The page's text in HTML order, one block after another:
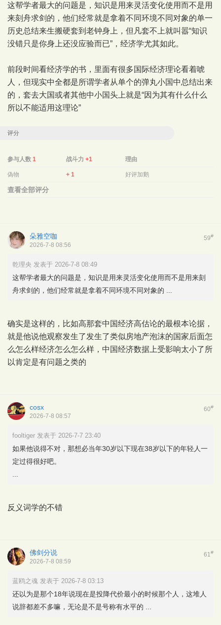
这帮学者最大的问题是，知识是用来灵活变化使用而不是用
来刻舟求剑的，他们经常就是拿着不同环境不同对象的单一
历史总结来生搬硬套到老钟身上，但凡套不上就叫嚣“知识
没错只是你身上还没应验而已”，经济学尤其如此。
前段时间看经济学的书，里面有很多国际经济理论看着唬
人，但现实中全都是所谓学者从单个的弹丸小国中总结出来
的，套去大国或者其他中小国头上就是“因为其有什么什么
所以不能适用这理论”
评分
参与人数 1 战斗力+1 理由
偽物 + 1 好评加鹅
查看全部评分
59#
朵雅空咖
2026-7-8 08:56
乾理央 发表于 2026-7-8 08:49
这帮学者最大的问题是，知识是用来灵活变化使用而不是用来刻
舟求剑的，他们经常就是拿着不同环境不同对象的 ...
确实是这样的，比如高那套中国经济高估论的最根本论据，
就是他说他观察发生了发生了类似房地产泡沫的国家后面怎
么怎么样经济怎么怎么样，中国经济数据上受影响太小了所
以肯定是有问题之类的
60#
cosx
2026-7-8 08:57
fooltiger 发表于 2026-7-7 23:40
如果他说得不对，那想必当年30岁以下现在38岁以下的年轻人一
定过得很好吧。
...
反义词学的不错
61#
佛剑分说
2026-7-8 08:59
蓝鸥之魂 发表于 2026-7-8 03:13
还以为是那个18年说现在是投降代价最小的时候那个人，这堆人
说辞都差不多嘛，无论是不是号称有水平的 ...